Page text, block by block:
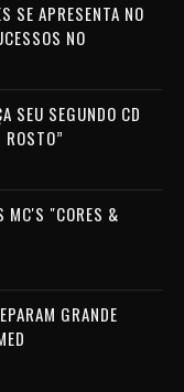
SE APRESENTA NO
NO
SEU SEGUNDO CD
MC'S "CORES &
GRANDE